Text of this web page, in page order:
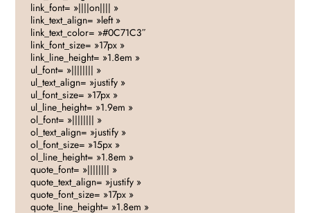
link_font= »||||on|||| »
link_text_align= »left »
link_text_color= »#0C71C3″
link_font_size= »17px »
link_line_height= »1.8em »
ul_font= »|||||||| »
ul_text_align= »justify »
ul_font_size= »17px »
ul_line_height= »1.9em »
ol_font= »|||||||| »
ol_text_align= »justify »
ol_font_size= »15px »
ol_line_height= »1.8em »
quote_font= »|||||||| »
quote_text_align= »justify »
quote_font_size= »17px »
quote_line_height= »1.8em »